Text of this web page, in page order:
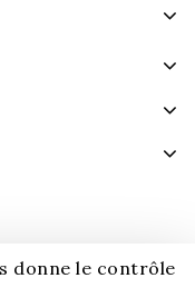
donne le contrôle